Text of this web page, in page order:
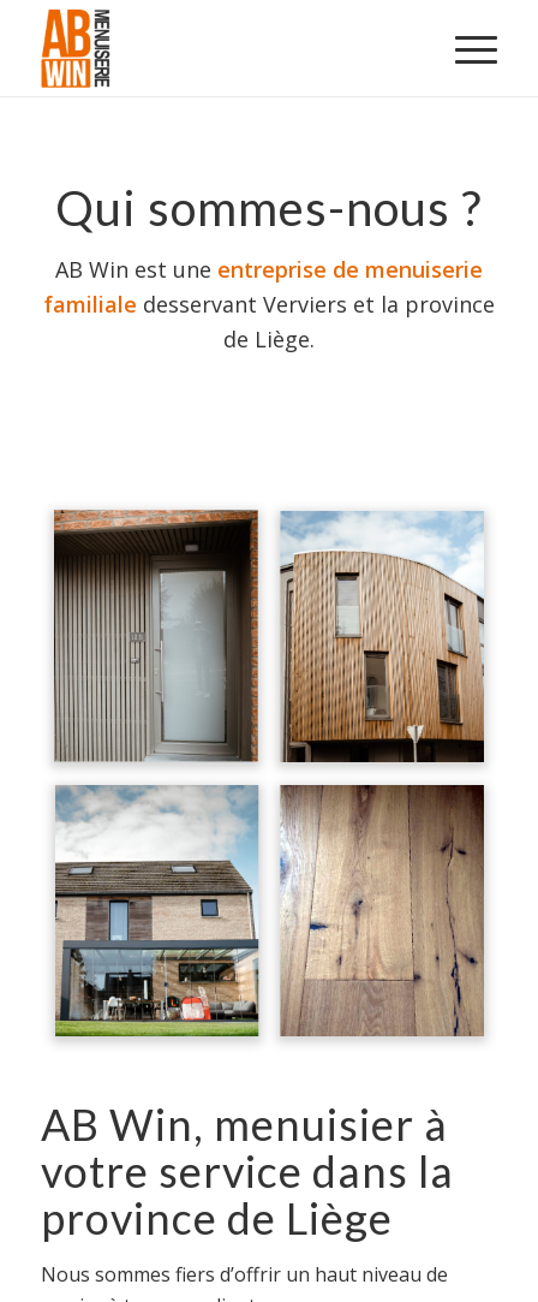
Qui sommes-nous ?
AB Win est une entreprise de menuiserie
familiale desservant Verviers et la province
de Liège.
AB Win, menuisier à
votre service dans la
province de Liège
Nous sommes fiers d’offrir un haut niveau de